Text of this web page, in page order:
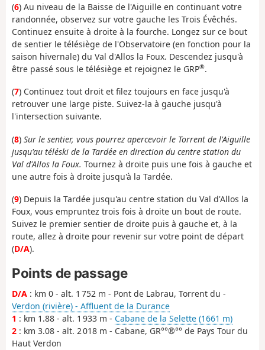
(6) Au niveau de la Baisse de l'Aiguille en continuant votre
randonnée, observez sur votre gauche les Trois Évêchés.
Continuez ensuite à droite à la fourche. Longez sur ce bout
de sentier le télésiège de l'Observatoire (en fonction pour la
saison hivernale) du Val d'Allos la Foux. Descendez jusqu'à
être passé sous le télésiège et rejoignez le GRP®.
(7) Continuez tout droit et filez toujours en face jusqu'à
retrouver une large piste. Suivez-la à gauche jusqu'à
l'intersection suivante.
(8) Sur le sentier, vous pourrez apercevoir le Torrent de l'Aiguille
jusqu'au téléski de la Tardée en direction du centre station du
Val d'Allos la Foux. Tournez à droite puis une fois à gauche et
une autre fois à droite jusqu'à la Tardée.
(9) Depuis la Tardée jusqu'au centre station du Val d'Allos la
Foux, vous empruntez trois fois à droite un bout de route.
Suivez le premier sentier de droite puis à gauche et, à la
route, allez à droite pour revenir sur votre point de départ
(D/A).
Points de passage
D/A : km 0 - alt. 1 752 m - Pont de Labrau, Torrent du -
Verdon (rivière) - Affluent de la Durance
1 : km 1.88 - alt. 1 933 m - Cabane de la Selette (1661 m)
2 : km 3.08 - alt. 2 018 m - Cabane, GR°°®°° de Pays Tour du
Haut Verdon